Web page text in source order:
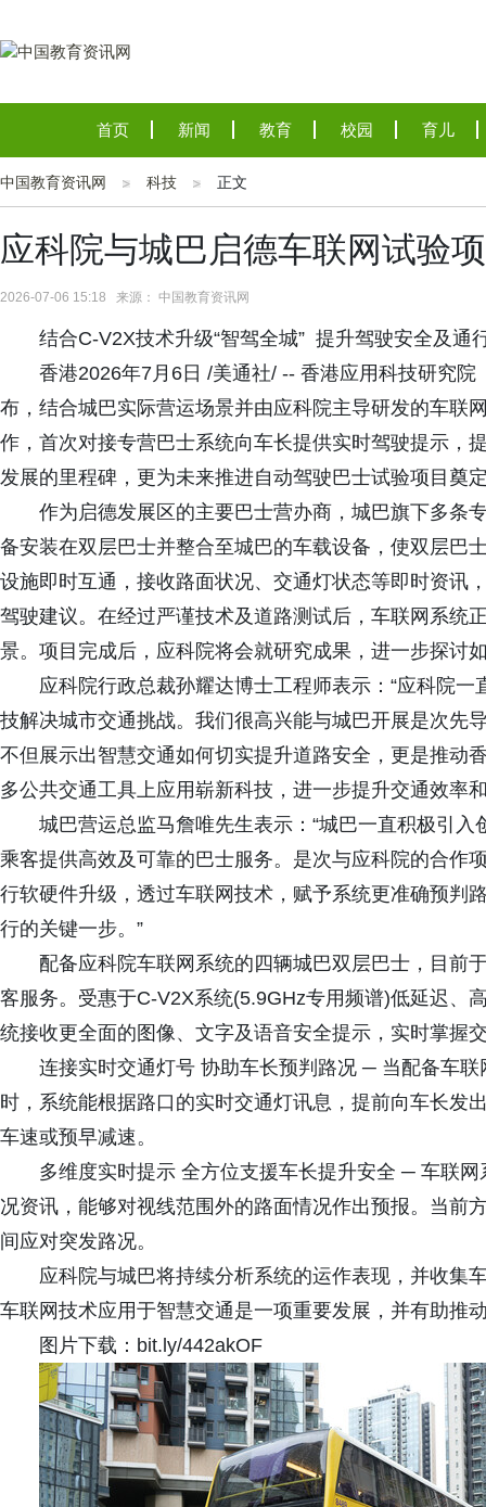
首页 新闻 教育 校园 育儿
中国教育资讯网 科技 正文
应科院与城巴启德车联网试验
2026-07-06 15:18 来源： 中国教育资讯网
结合C-V2X技术升级“智驾全城” 提升驾驶安全及通
香港2026年7月6日 /美通社/ -- 香港应用科技研究
布，结合城巴实际营运场景并由应科院主导研发的车联
作，首次对接专营巴士系统向车长提供实时驾驶提示，
发展的里程碑，更为未来推进自动驾驶巴士试验项目奠
作为启德发展区的主要巴士营办商，城巴旗下多条
备安装在双层巴士并整合至城巴的车载设备，使双层巴
设施即时互通，接收路面状况、交通灯状态等即时资讯
驾驶建议。在经过严谨技术及道路测试后，车联网系统
景。项目完成后，应科院将会就研究成果，进一步探讨
应科院行政总裁孙耀达博士工程师表示：“应科院
技解决城市交通挑战。我们很高兴能与城巴开展是次先
不但展示出智慧交通如何切实提升道路安全，更是推动
多公共交通工具上应用崭新科技，进一步提升交通效率
城巴营运总监马詹唯先生表示：“城巴一直积极引
乘客提供高效及可靠的巴士服务。是次与应科院的合作
行软硬件升级，透过车联网技术，赋予系统更准确预判
行的关键一步。”
配备应科院车联网系统的四辆城巴双层巴士，目前
客服务。受惠于C-V2X系统(5.9GHz专用频谱)低延迟、
统接收更全面的图像、文字及语音安全提示，实时掌握
连接实时交通灯号 协助车长预判路况 ─ 当配备车
时，系统能根据路口的实时交通灯讯息，提前向车长发
车速或预早减速。
多维度实时提示 全方位支援车长提升安全 ─ 车联
况资讯，能够对视线范围外的路面情况作出预报。当前
间应对突发路况。
应科院与城巴将持续分析系统的运作表现，并收集
车联网技术应用于智慧交通是一项重要发展，并有助推
图片下载：bit.ly/442akOF